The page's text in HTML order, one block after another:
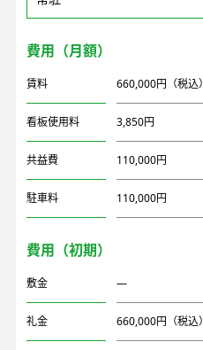
費用（月額）
賃料 660,000円（税込）
看板使用料 3,850円
共益費 110,000円
駐車料 110,000円
費用（初期）
敷金 ―
礼金 660,000円（税込）